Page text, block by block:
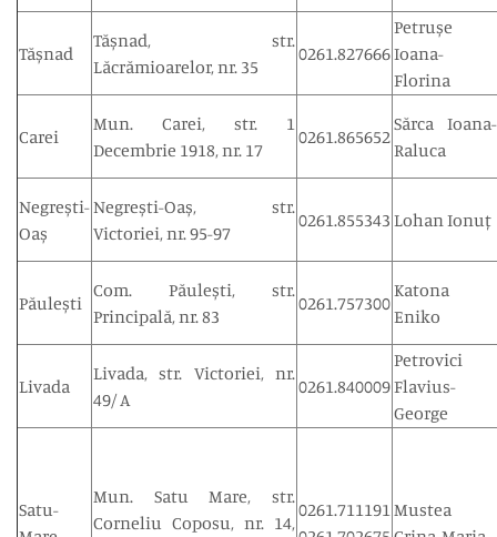
Tășnad
Tășnad, str.
Lăcrămioarelor, nr. 35
0261.827666
Petrușe
Ioana-
Florina
Carei
Mun. Carei, str. 1
Decembrie 1918, nr. 17
0261.865652
Sărca Ioana-
Raluca
Negrești-
Oaș
Negrești-Oaș, str.
Victoriei, nr. 95-97
0261.855343 Lohan Ionuț
Păulești
Com. Păulești, str.
Principală, nr. 83
0261.757300
Katona
Eniko
Livada
Livada, str. Victoriei, nr.
49/ A
0261.840009
Petrovici
Flavius-
George
Satu-
Mun. Satu Mare, str.
Corneliu Coposu, nr. 14,
0261.711191Mustea